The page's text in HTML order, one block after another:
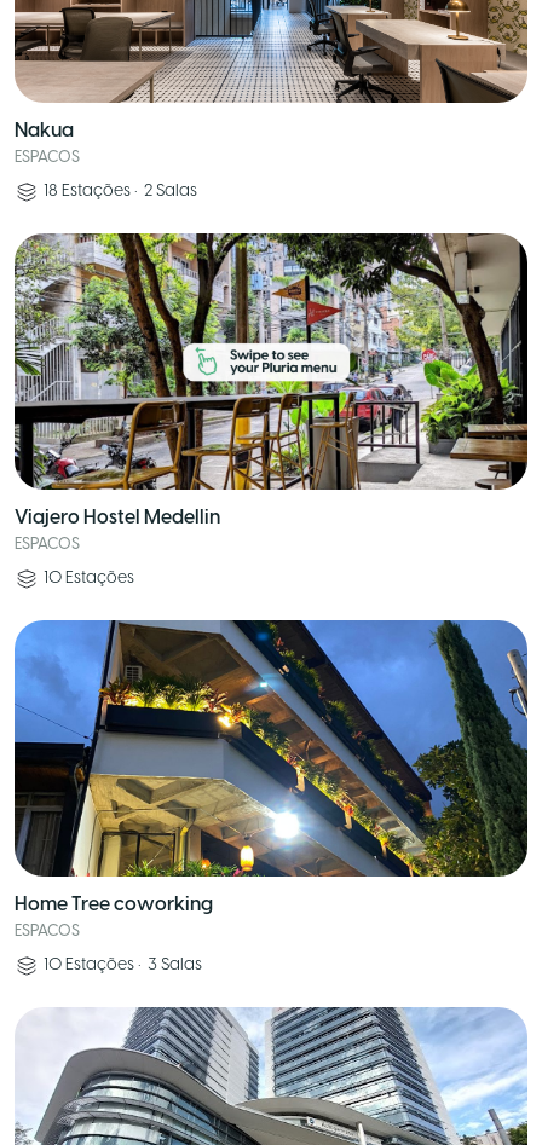
Nakua
ESPACOS
18 Estações • 2 Salas
Viajero Hostel Medellin
ESPACOS
10 Estações
Home Tree coworking
ESPACOS
10 Estações • 3 Salas